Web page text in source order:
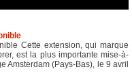
Cette extension, qui marque
est la plus importante mise-à-
Amsterdam (Pays-Bas), le 9 avril